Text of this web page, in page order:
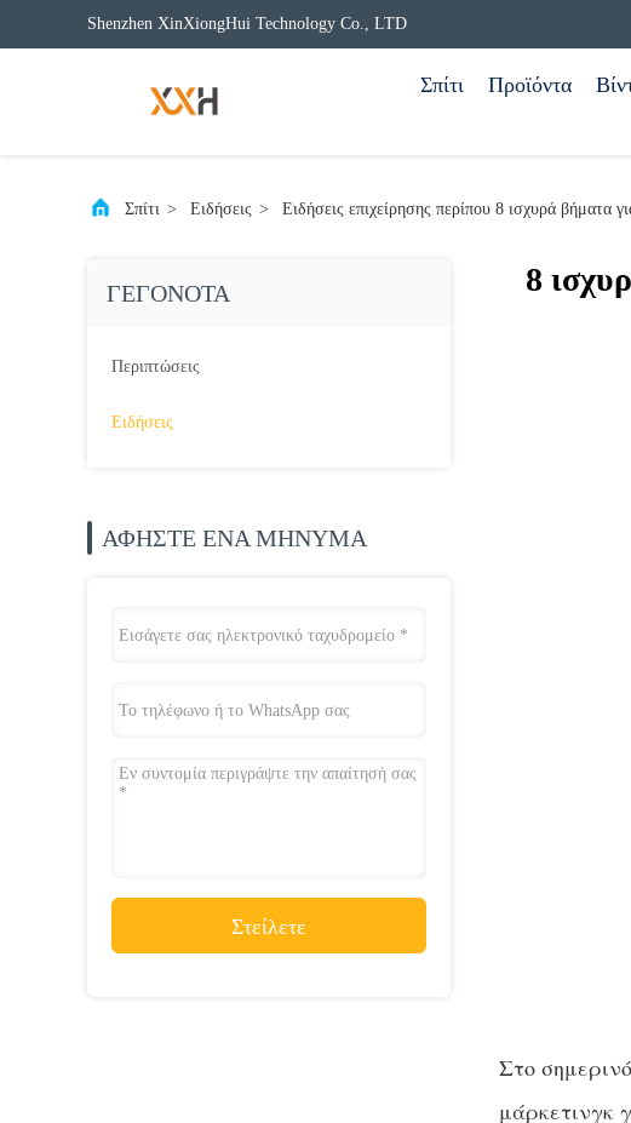
Shenzhen XinXiongHui Technology Co., LTD
Σπίτι Προϊόντα
Σπίτι > Ειδήσεις > Ειδήσεις επιχείρησης περίπου 8 ισχυρά βήματα
ΓΕΓΟΝΌΤΑ
Περιπτώσεις
Ειδήσεις
ΑΦΗΣΤΕ ΈΝΑ ΜΗΝΥΜΑ
Στείλετε
8
Στο
μάρκετινγκ